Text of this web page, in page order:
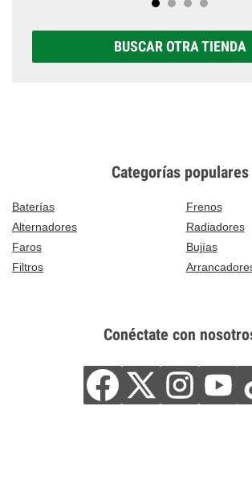
BUSCAR OTRA TIENDA
Categorías populares
Baterías
Frenos
Alternadores
Radiadores
Faros
Bujías
Filtros
Conéctate con